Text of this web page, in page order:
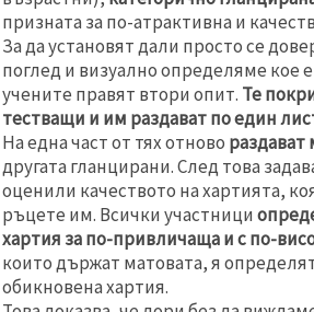
призната за по-атрактивна и
За да установят дали просто се
поглед и визуално определяме кое
учените правят втори опит. Те
тестващи и им раздават по един
На една част от тях отново раздават
другата гланцирани. След това
оценили качеството на хартията,
ръцете им. Всички участници
хартия за по-привличаща и с по-
които държат матовата, я
обикновена хартия.